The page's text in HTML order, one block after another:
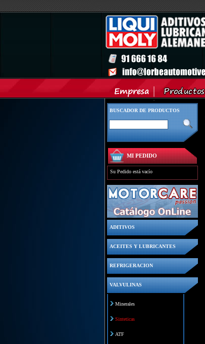
BUSCADOR DE PRODUCTOS
MI PEDIDO
Su Pedido está vacío
ADITIVOS
ACEITES Y LUBRICANTES
REFRIGERACION
VALVULINAS
Minerales
Sinteticas
ATF